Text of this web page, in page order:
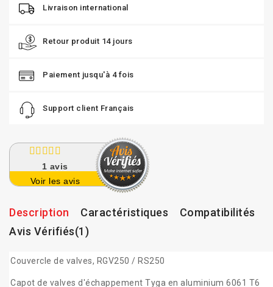
Livraison international
Retour produit 14 jours
Paiement jusqu'à 4 fois
Support client Français
1 avis
Voir les avis
Description Caractéristiques
Compatibilités
Avis Vérifiés(1)
Couvercle de valves, RGV250 / RS250
Capot de valves d'échappement Tyga en aluminium 6061 T6